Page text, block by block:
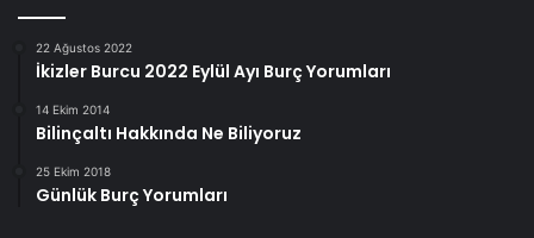
22 Ağustos 2022
İkizler Burcu 2022 Eylül Ayı Burç Yorumları
14 Ekim 2014
Bilinçaltı Hakkında Ne Biliyoruz
25 Ekim 2018
Günlük Burç Yorumları